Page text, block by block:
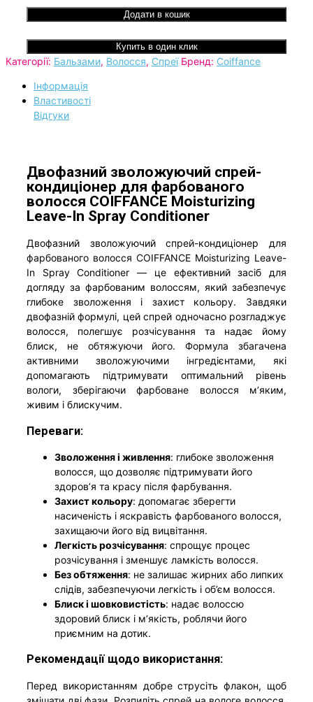
кількість
Додати в кошик
Купить в один клик
Категорії: Бальзами, Волосся, Спреї Бренд: Coiffance
Інформація
Властивості
Відгуки
Двофазний зволожуючий спрей-
кондиціонер для фарбованого
волосся COIFFANCE Moisturizing
Leave-In Spray Conditioner
Двофазний зволожуючий спрей-кондиціонер для
фарбованого волосся COIFFANCE Moisturizing Leave-
In Spray Conditioner — це ефективний засіб для
догляду за фарбованим волоссям, який забезпечує
глибоке зволоження і захист кольору. Завдяки
двофазній формулі, цей спрей одночасно розгладжує
волосся, полегшує розчісування та надає йому
блиск, не обтяжуючи його. Формула збагачена
активними зволожуючими інгредієнтами, які
допомагають підтримувати оптимальний рівень
вологи, зберігаючи фарбоване волосся м’яким,
живим і блискучим.
Переваги:
Зволоження і живлення: глибоке зволоження
волосся, що дозволяє підтримувати його
здоров’я та красу після фарбування.
Захист кольору: допомагає зберегти
насиченість і яскравість фарбованого волосся,
захищаючи його від вицвітання.
Легкість розчісування: спрощує процес
розчісування і зменшує ламкість волосся.
Без обтяження: не залишає жирних або липких
слідів, забезпечуючи легкість і об’єм волосся.
Блиск і шовковистість: надає волоссю
здоровий блиск і м’якість, роблячи його
приємним на дотик.
Рекомендації щодо використання:
Перед використанням добре струсіть флакон, щоб